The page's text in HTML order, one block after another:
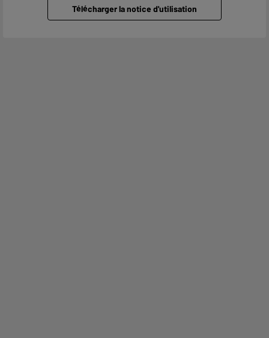
Télécharger la notice d'utilisation